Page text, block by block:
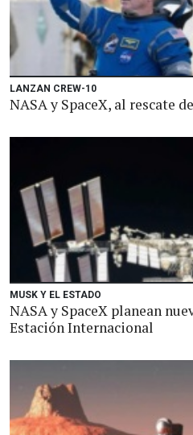
LANZAN CREW-10
NASA y SpaceX, al rescate
MUSK Y EL ESTADO
NASA y SpaceX planean
Estación Internacional